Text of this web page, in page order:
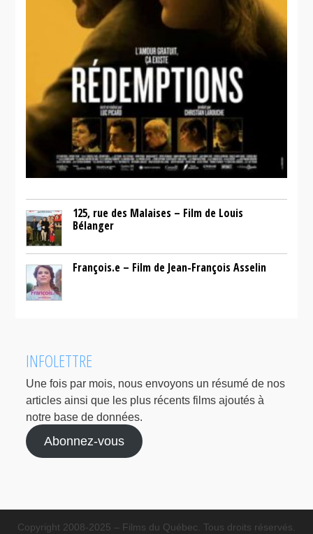
125, rue des Malaises – Film de Louis
Bélanger
François.e – Film de Jean-François Asselin
INFOLETTRE
Une fois par mois, nous envoyons un résumé de nos
articles ainsi que les plus récents films ajoutés à
notre base de données.
Abonnez-vous
Copyright 2008-2025 – Films du Québec. Tous droits réservés.